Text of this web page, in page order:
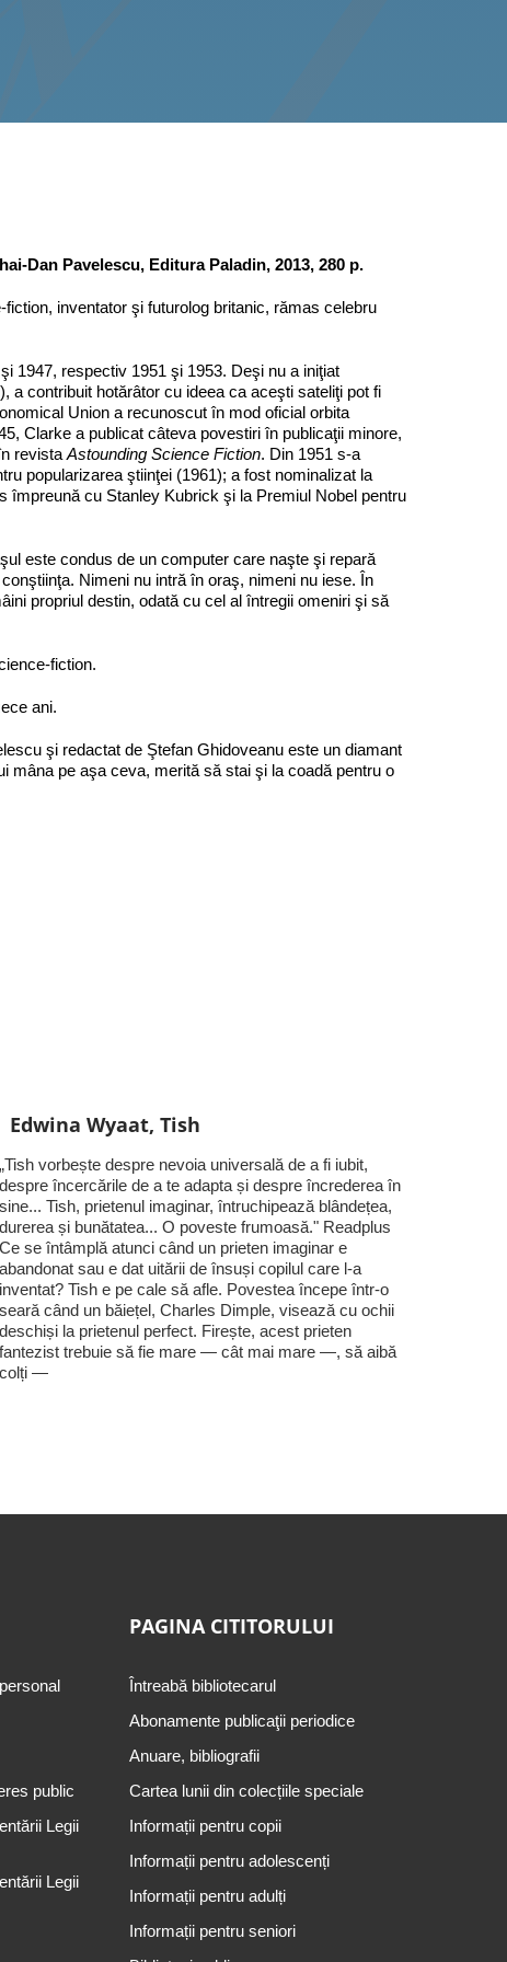
Dan Pavelescu, Editura Paladin, 2013, 280 p.
inventator şi futurolog britanic, rămas celebru
1947, respectiv 1951 şi 1953. Deşi nu a iniţiat
a contribuit hotărâtor cu ideea ca aceşti sateliţi pot fi
Union a recunoscut în mod oficial orbita
Clarke a publicat câteva povestiri în publicaţii minore,
revistaAstounding Science Fiction. Din 1951 s-a
popularizarea ştiinţei (1961); a fost nominalizat la
împreună cu Stanley Kubrick şi la Premiul Nobel pentru
este condus de un computer care naşte şi repară
Nimeni nu intră în oraş, nimeni nu iese. În
propriul destin, odată cu cel al întregii omeniri şi să
fiction.
ani.
şi redactat de Ştefan Ghidoveanu este un diamant
mâna pe aşa ceva, merită să stai şi la coadă pentru o
Edwina Wyaat, Tish
„Tish vorbește despre nevoia universală de a fi iubit,
despre încercările de a te adapta și despre încrederea în
sine... Tish, prietenul imaginar, întruchipează blândețea,
durerea și bunătatea... O poveste frumoasă." Readplus
Ce se întâmplă atunci când un prieten imaginar e
abandonat sau e dat uitării de însuși copilul care l-a
inventat? Tish e pe cale să afle. Povestea începe într-o
seară când un băiețel, Charles Dimple, visează cu ochii
deschiși la prietenul perfect. Firește, acest prieten
fantezist trebuie să fie mare — cât mai mare —, să aibă
colți —
public
Legii
Legii
PAGINA CITITORULUI
Întreabă bibliotecarul
Abonamente publicaţii periodice
Anuare, bibliografii
Cartea lunii din colecțiile speciale
Informații pentru copii
Informații pentru adolescenți
Informații pentru adulți
Informații pentru seniori